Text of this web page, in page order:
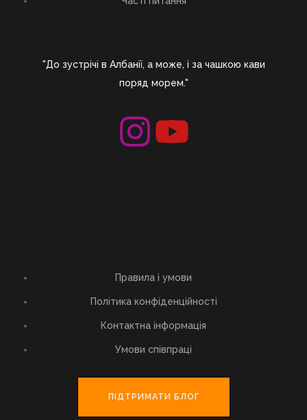
"До зустрічі в Албанії, а може, і за чашкою кави
поряд морем."
Правила і умови
Політика конфіденційності
Контактна інформація
Умови співпраці
ПІДТРИМАТИ БЛОГ